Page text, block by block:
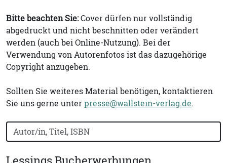
Bitte beachten Sie:Cover dürfen nur vollständig
abgedruckt und nicht beschnitten oder verändert
werden (auch bei Online-Nutzung). Bei der
Verwendung von Autorenfotos ist das dazugehörige
Copyright anzugeben.
Sollten Sie weiteres Material benötigen, kontaktieren
Sie uns gerne unterpresse@wallstein-verlag.de.
Bücher nach Buchtitel, Autorennamen oder ISBN